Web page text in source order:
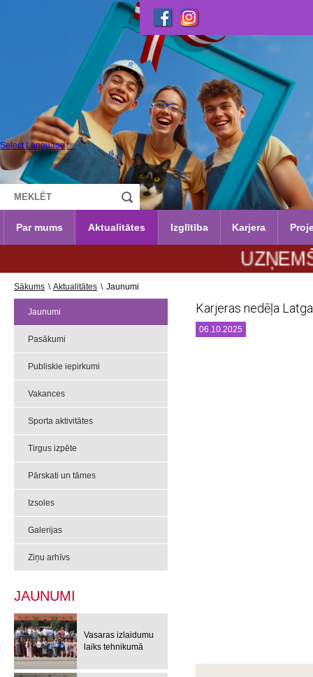
Select Language ▼
Par mums Aktualitātes Izglītība Karjera
Sākums \ Aktualitātes \ Jaunumi
Jaunumi
Pasākumi
Publiskie iepirkumi
Vakances
Sporta aktivitātes
Tirgus izpēte
Pārskati un tāmes
Izsoles
Galerijas
Ziņu arhīvs
JAUNUMI
Vasaras izlaidumu
laiks tehnikumā
Karjeras nedēļa
06.10.2025